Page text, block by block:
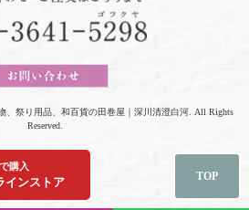
、祭り用品、和百貨の田巻屋｜深川清澄白河. All Rights
Reserved.
TOP
購入
インストア